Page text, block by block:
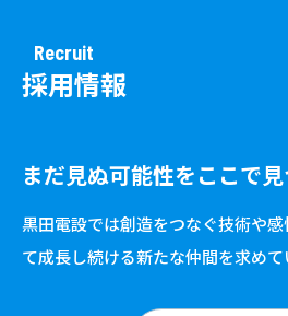
Recruit
採用情報
まだ見ぬ可能性をここで見
黒田電設では創造をつなぐ技術や
て成長し続ける新たな仲間を求めて